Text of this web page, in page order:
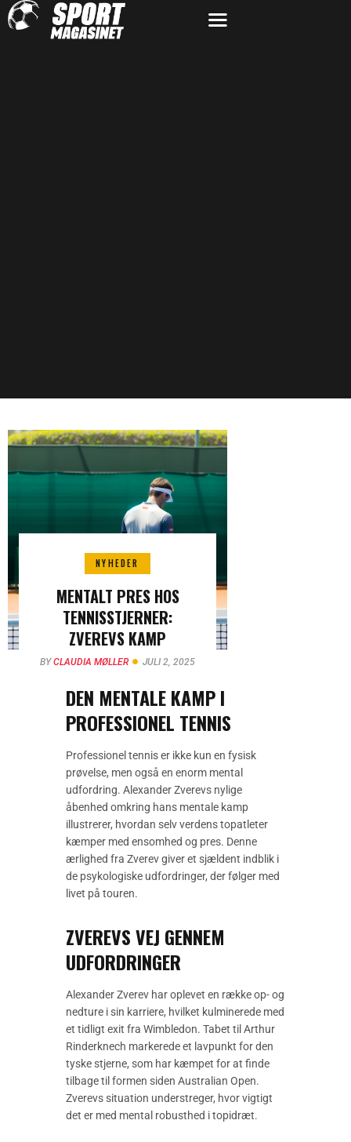
NYHEDER
MENTALT PRES HOS
TENNISSTJERNER:
ZVEREVS KAMP
BYCLAUDIA MØLLER JULI 2, 2025
DEN MENTALE KAMP I
PROFESSIONEL TENNIS
Professionel tennis er ikke kun en fysisk
prøvelse, men også en enorm mental
udfordring. Alexander Zverevs nylige
åbenhed omkring hans mentale kamp
illustrerer, hvordan selv verdens topatleter
kæmper med ensomhed og pres. Denne
ærlighed fra Zverev giver et sjældent indblik i
de psykologiske udfordringer, der følger med
livet på touren.
ZVEREVS VEJ GENNEM
UDFORDRINGER
Alexander Zverev har oplevet en række op- og
nedture i sin karriere, hvilket kulminerede med
et tidligt exit fra Wimbledon. Tabet til Arthur
Rinderknech markerede et lavpunkt for den
tyske stjerne, som har kæmpet for at finde
tilbage til formen siden Australian Open.
Zverevs situation understreger, hvor vigtigt
det er med mental robusthed i topidræt.